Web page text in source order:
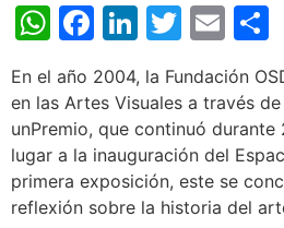
WhatsApp
Facebook
LinkedIn
Twitter
En el año 2004, la Fundación
en las Artes Visuales a través
unPremio, que continuó
lugar a la inauguración del
primera exposición, este se
reflexión sobre la historia del